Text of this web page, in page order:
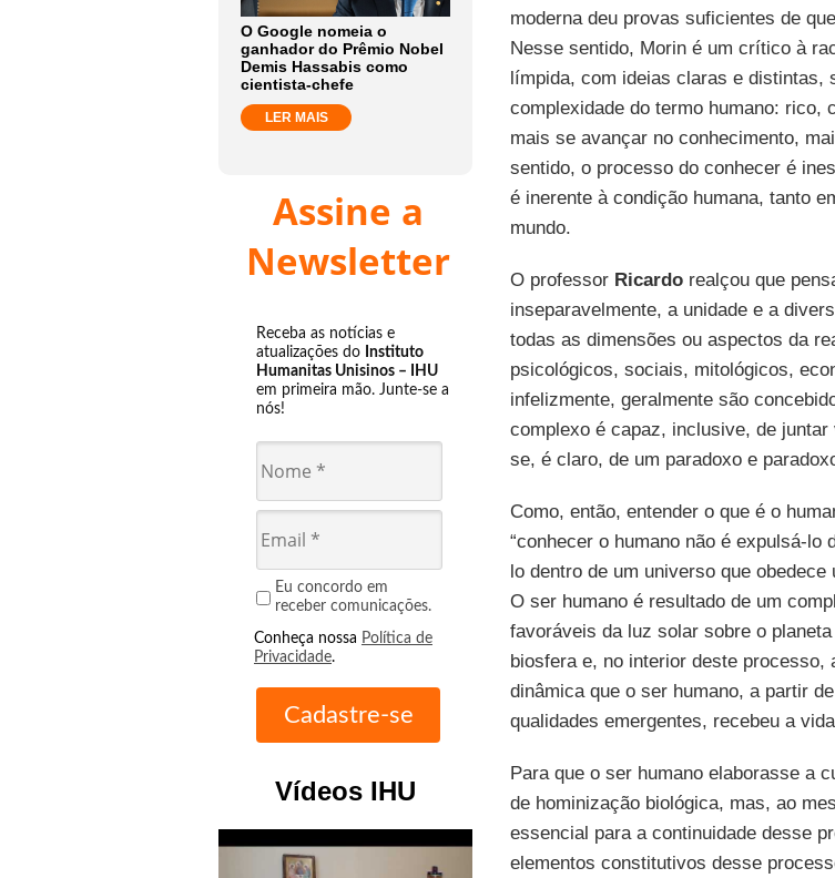
O Google nomeia o
ganhador do Prêmio Nobel
Demis Hassabis como
cientista-chefe
LER MAIS
Assine a
Newsletter
Receba as notícias e
atualizações do Instituto
Humanitas Unisinos – IHU
em primeira mão. Junte-se a
nós!
Eu concordo em
receber comunicações.
Conheça nossa Política de
Privacidade.
Vídeos IHU
moderna deu provas suficientes de
Nesse sentido, Morin é um crítico à
límpida, com ideias claras e distintas,
complexidade do termo humano: rico,
mais se avançar no conhecimento,
sentido, o processo do conhecer é
é inerente à condição humana, tanto
mundo.
O professor Ricardorealçou que
inseparavelmente, a unidade e a
todas as dimensões ou aspectos da
psicológicos, sociais, mitológicos,
infelizmente, geralmente são
complexo é capaz, inclusive, de
se, é claro, de um paradoxo e
Como, então, entender o que é o
“conhecer o humano não é expulsá-
lo dentro de um universo que
O ser humano é resultado de um
favoráveis da luz solar sobre o
biosfera e, no interior deste processo,
dinâmica que o ser humano, a partir
qualidades emergentes, recebeu a
Para que o ser humano elaborasse a
de hominização biológica, mas, ao
essencial para a continuidade desse
elementos constitutivos desse